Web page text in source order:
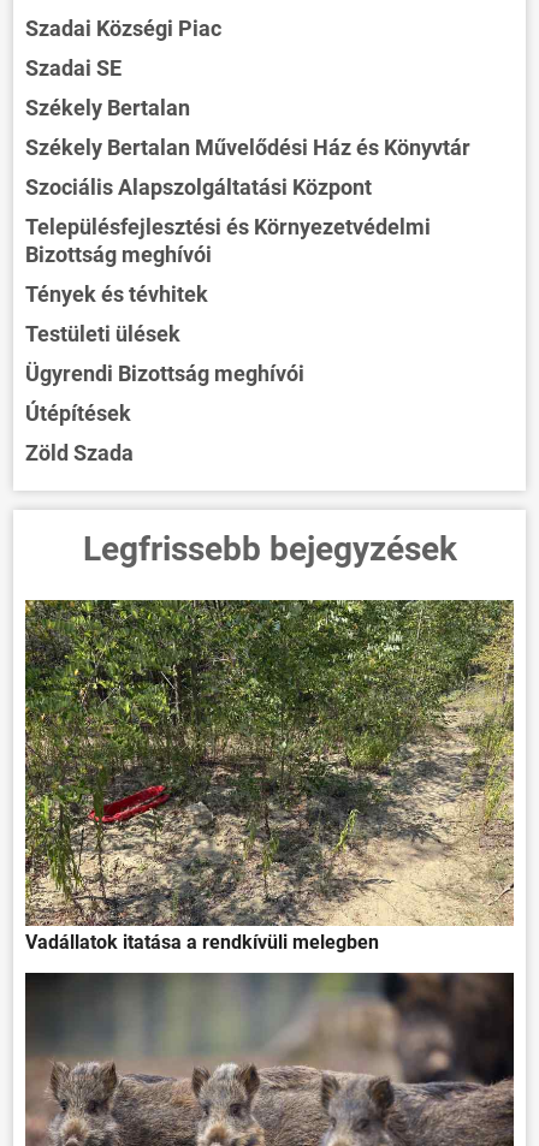
Szadai Községi Piac
Szadai SE
Székely Bertalan
Székely Bertalan Művelődési Ház és Könyvtár
Szociális Alapszolgáltatási Központ
Településfejlesztési és Környezetvédelmi
Bizottság meghívói
Tények és tévhitek
Testületi ülések
Ügyrendi Bizottság meghívói
Útépítések
Zöld Szada
Legfrissebb bejegyzések
Vadállatok itatása a rendkívüli melegben